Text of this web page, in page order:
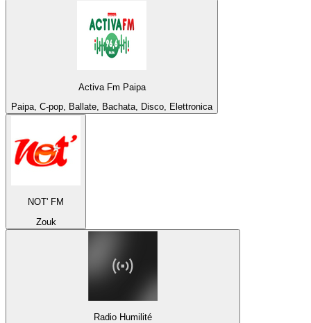
Activa Fm Paipa
Paipa, C-pop, Ballate, Bachata, Disco, Elettronica
NOT' FM
Zouk
Radio Humilité